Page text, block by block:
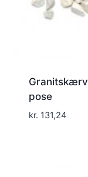
pose
kr. 131,24